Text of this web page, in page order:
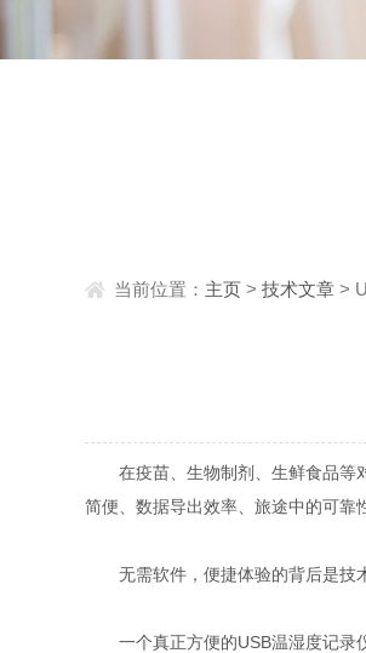
当前位置： 主页 > 技术文章 >
在疫苗、生物制剂、生鲜食品等对
简便、数据导出效率、旅途中的可靠
无需软件，便捷体验的背后是技
一个真正方便的USB温湿度记录仪